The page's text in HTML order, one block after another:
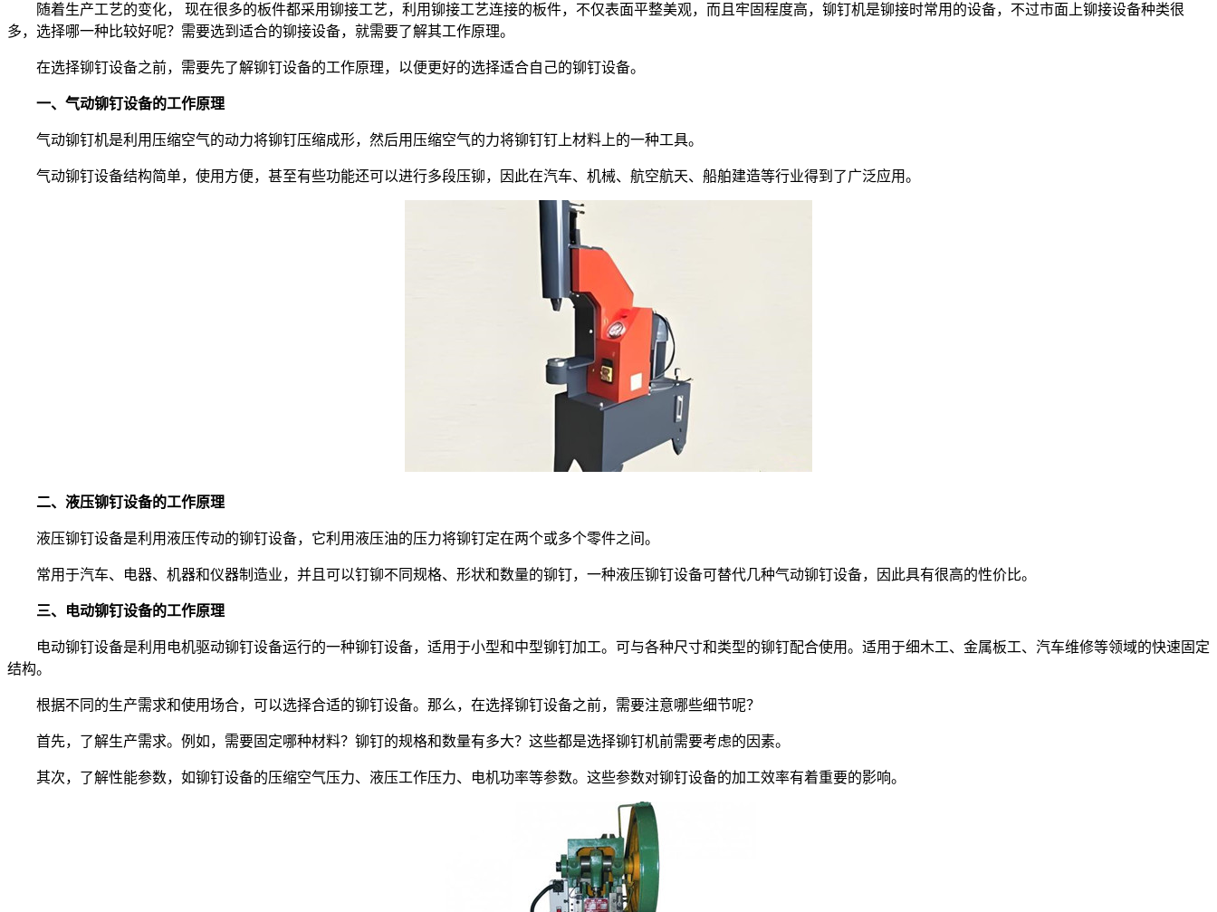
随着生产工艺的变化， 现在很多的板件都采用铆接工艺，利用铆接工艺连接的板件，不仅表面平整美观，而且牢固程度高，铆钉机是铆接时常用的设备，不过市面上铆接设备种类很
多，选择哪一种比较好呢？需要选到适合的铆接设备，就需要了解其工作原理。
在选择铆钉设备之前，需要先了解铆钉设备的工作原理，以便更好的选择适合自己的铆钉设备。
一、气动铆钉设备的工作原理
气动铆钉机是利用压缩空气的动力将铆钉压缩成形，然后用压缩空气的力将铆钉钉上材料上的一种工具。
气动铆钉设备结构简单，使用方便，甚至有些功能还可以进行多段压铆，因此在汽车、机械、航空航天、船舶建造等行业得到了广泛应用。
二、液压铆钉设备的工作原理
液压铆钉设备是利用液压传动的铆钉设备，它利用液压油的压力将铆钉定在两个或多个零件之间。
常用于汽车、电器、机器和仪器制造业，并且可以钉铆不同规格、形状和数量的铆钉，一种液压铆钉设备可替代几种气动铆钉设备，因此具有很高的性价比。
三、电动铆钉设备的工作原理
电动铆钉设备是利用电机驱动铆钉设备运行的一种铆钉设备，适用于小型和中型铆钉加工。可与各种尺寸和类型的铆钉配合使用。适用于细木工、金属板工、汽车维修等领域的快速固定
结构。
根据不同的生产需求和使用场合，可以选择合适的铆钉设备。那么，在选择铆钉设备之前，需要注意哪些细节呢？
首先，了解生产需求。例如，需要固定哪种材料？铆钉的规格和数量有多大？这些都是选择铆钉机前需要考虑的因素。
其次，了解性能参数，如铆钉设备的压缩空气压力、液压工作压力、电机功率等参数。这些参数对铆钉设备的加工效率有着重要的影响。